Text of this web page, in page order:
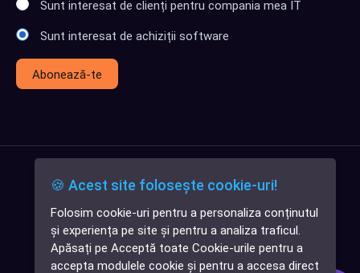
✕
Cauți o aplicație
software?
Sunt interesat de clienți pentru compania mea IT
Sunt interesat de achiziții software
Abonează-te
🍪 Acest site folosește cookie-uri!
Folosim cookie-uri pentru a personaliza conținutul
și experiența pe site și pentru a analiza traficul.
Apăsați pe Acceptă toate Cookie-urile pentru a
accepta modulele cookie și pentru a accesa direct